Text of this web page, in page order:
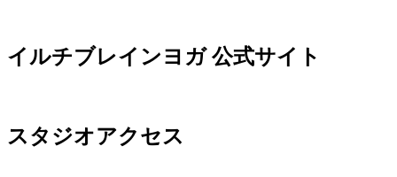
イルチブレインヨガ 公式サイト
スタジオアクセス